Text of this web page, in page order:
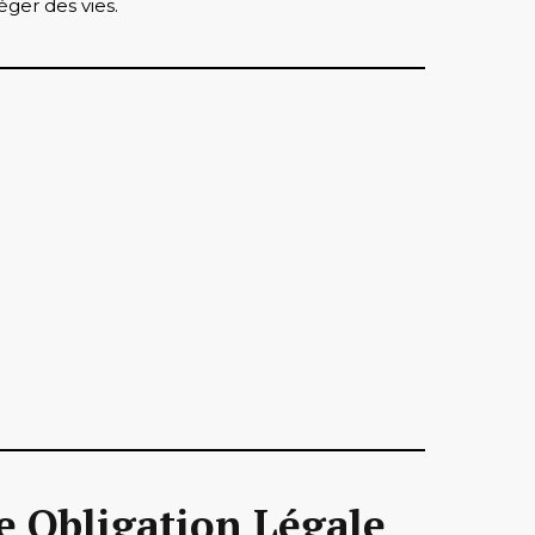
des vies.
Obligation Légale